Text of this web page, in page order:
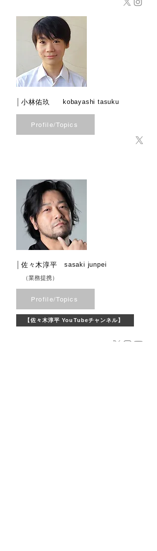
小林佑玖 kobayashi tasuku
Profile/Topics
佐々木淳平 ​sasaki junpei
（業務提携）
Profile/Topics
【佐々木淳平 YouTubeチャンネル】